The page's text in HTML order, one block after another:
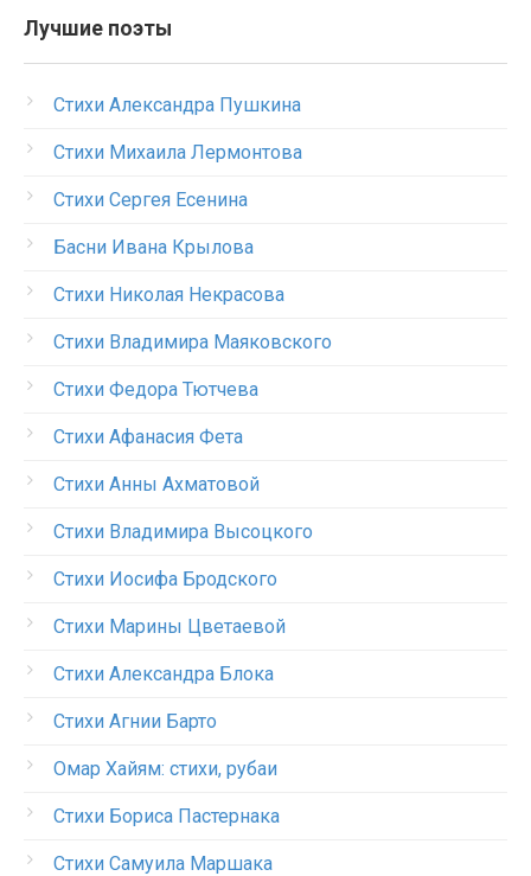
Лучшие поэты
Стихи Александра Пушкина
Стихи Михаила Лермонтова
Стихи Сергея Есенина
Басни Ивана Крылова
Стихи Николая Некрасова
Стихи Владимира Маяковского
Стихи Федора Тютчева
Стихи Афанасия Фета
Стихи Анны Ахматовой
Стихи Владимира Высоцкого
Стихи Иосифа Бродского
Стихи Марины Цветаевой
Стихи Александра Блока
Стихи Агнии Барто
Омар Хайям: стихи, рубаи
Стихи Бориса Пастернака
Стихи Самуила Маршака